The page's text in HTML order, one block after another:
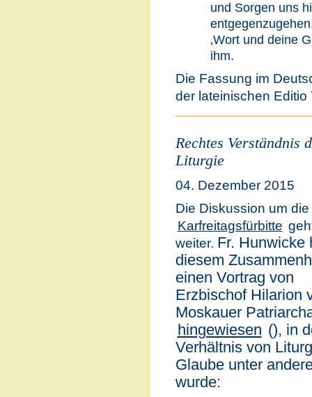
und Sorgen uns
‚Wort und deine
ihm.
Die Fassung im
der lateinischen
Rechtes Verständnis
Liturgie
04. Dezember 2015
Die Diskussion um die
Karfreitagsfürbitte
weiter. Fr. Hunwicke
diesem
einen Vortrag von
Erzbischof Hilarion
Moskauer
hingewiesen (), in
Verhältnis von
Glaube unter
wurde: